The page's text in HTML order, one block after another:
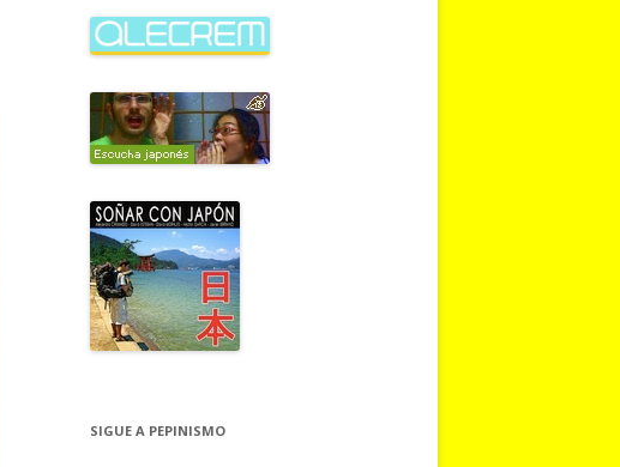
SIGUE A PEPINISMO